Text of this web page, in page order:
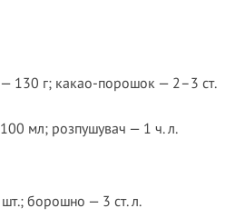
130 г; какао-порошок — 2–3 ст.
мл; розпушувач — 1 ч. л.
борошно — 3 ст. л.